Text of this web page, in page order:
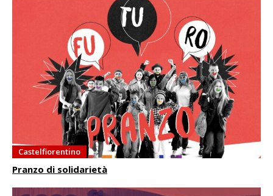
Castelfiorentino
Pranzo di solidarietà